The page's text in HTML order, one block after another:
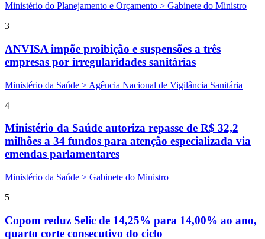
Ministério do Planejamento e Orçamento > Gabinete do Ministro
3
ANVISA impõe proibição e suspensões a três
empresas por irregularidades sanitárias
Ministério da Saúde > Agência Nacional de Vigilância Sanitária
4
Ministério da Saúde autoriza repasse de R$ 32,2
milhões a 34 fundos para atenção especializada via
emendas parlamentares
Ministério da Saúde > Gabinete do Ministro
5
Copom reduz Selic de 14,25% para 14,00% ao ano,
quarto corte consecutivo do ciclo